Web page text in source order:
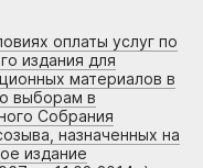
оплаты услуг по
издания для
материалов в
выборам в
Собрания
назначенных на
издание